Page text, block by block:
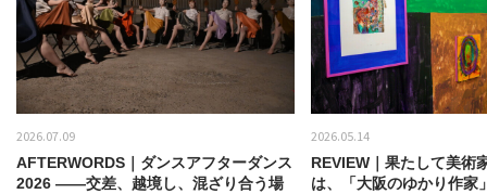
2026.07.09
AFTERWORDS｜ダンスアフターダンス
2026 ——交差、越境し、混ざり合う場
2026.05.14
REVIEW｜果たして美術
は、「大阪のゆかり作家